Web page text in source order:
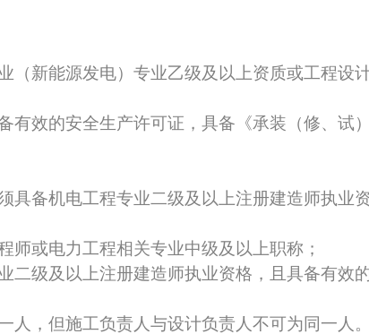
新能源发电）专业乙级及以上资质或工程设
效的安全生产许可证，具备《承装（修、试
具备机电工程专业二级及以上注册建造师执业
或电力工程相关专业中级及以上职称；
级及以上注册建造师执业资格，且具备有效
，但施工负责人与设计负责人不可为同一人。